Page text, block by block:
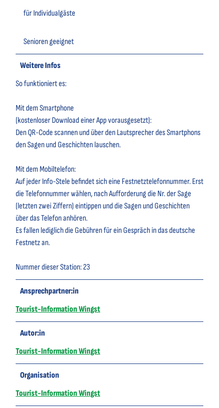
für Individualgäste
Senioren geeignet
Weitere Infos
So funktioniert es:
Mit dem Smartphone
(kostenloser Download einer App vorausgesetzt):
Den QR-Code scannen und über den Lautsprecher des Smartphons
den Sagen und Geschichten lauschen.
Mit dem Mobiltelefon:
Auf jeder Info-Stele befindet sich eine Festnetztelefonnummer. Erst
die Telefonnummer wählen, nach Aufforderung die Nr. der Sage
(letzten zwei Ziffern) eintippen und die Sagen und Geschichten
über das Telefon anhören.
Es fallen lediglich die Gebühren für ein Gespräch in das deutsche
Festnetz an.
Nummer dieser Station: 23
Ansprechpartner:in
Tourist-Information Wingst
Autor:in
Tourist-Information Wingst
Organisation
Tourist-Information Wingst